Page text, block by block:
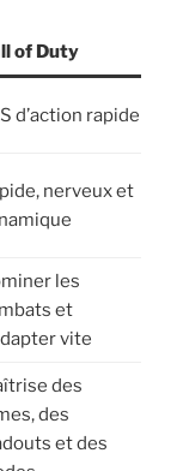
of Duty
d’action rapide
nerveux et
les
et
vite
des
des
et des